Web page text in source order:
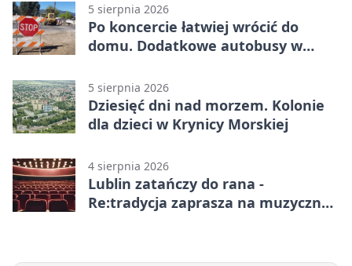
5 sierpnia 2026
Po koncercie łatwiej wrócić do
domu. Dodatkowe autobusy w
5 sierpnia 2026
Dziesięć dni nad morzem. Kolonie
dla dzieci w Krynicy Morskiej
4 sierpnia 2026
Lublin zatańczy do rana -
Re:tradycja zaprasza na muzyczną